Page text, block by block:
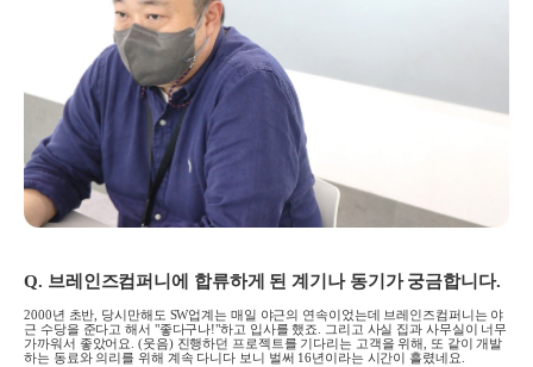
Q. 브레인즈컴퍼니에 합류하게 된 계기나 동기가 궁금합니다.
2000년 초반 당시만해도 SW업계는 매일 야근의 연속이었는데 브레인즈컴퍼니는 야
근 수당을 준다고 해서 "좋다구나!"하고 입사를 했죠
그리고 사실 집과 사무실이 너무
가까워서 좋았어요 . (웃음) 진행하던 프로젝트를 기다리는 고객을 위해
또 같이 개발
하는 동료와 의리를 위해 계속 다니다 보니 벌써 16년이라는 시간이 흘렸네요